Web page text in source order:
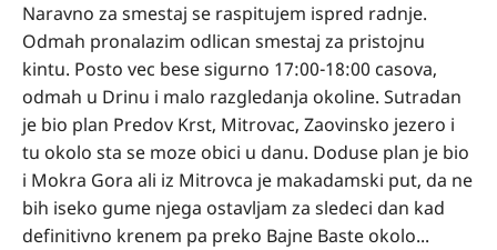
Naravno za smestaj se raspitujem ispred radnje.
Odmah pronalazim odlican smestaj za pristojnu
kintu. Posto vec bese sigurno 17:00-18:00 casova,
odmah u Drinu i malo razgledanja okoline. Sutradan
je bio plan Predov Krst, Mitrovac, Zaovinsko jezero i
tu okolo sta se moze obici u danu. Doduse plan je bio
i Mokra Gora ali iz Mitrovca je makadamski put, da ne
bih iseko gume njega ostavljam za sledeci dan kad
definitivno krenem pa preko Bajne Baste okolo...